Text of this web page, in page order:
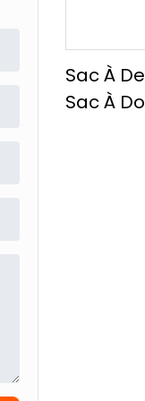
Sac À
Sac À